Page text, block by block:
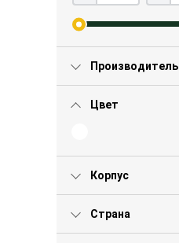
Производитель
Цвет
Корпус
Страна